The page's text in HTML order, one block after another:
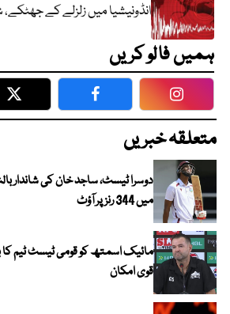
انڈونیشیا میں زلزلے کے
ہمیں فالو کریں
Twitter Facebook
متعلقہ خبریں
دوسرا ٹیسٹ، ساجد خان کی شاندار
میں 344 رنز پر آؤٹ
مائیک اسمتھ کو قومی ٹیسٹ ٹیم کا
قوی امکان